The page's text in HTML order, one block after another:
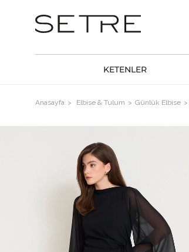
KETENLER
Anasayfa Elbise & Tulum Günlük Elbise